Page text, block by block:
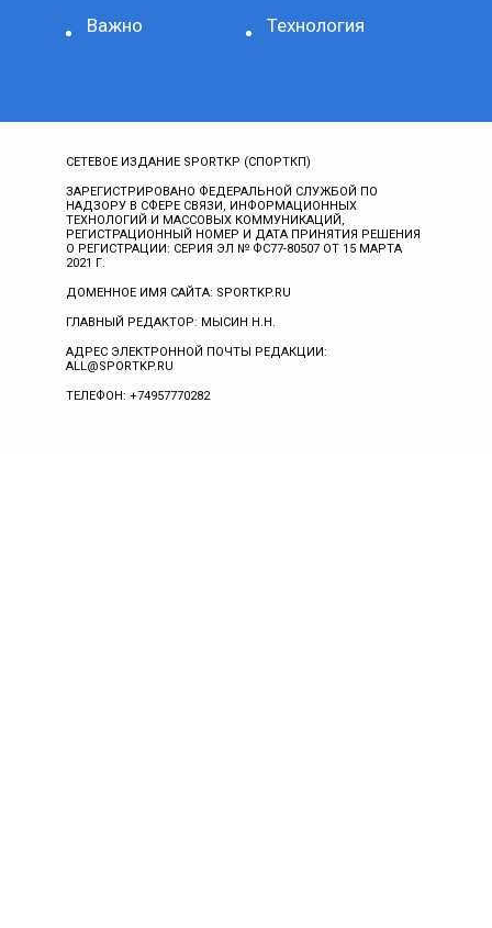
Важно Технология
СЕТЕВОЕ ИЗДАНИЕ SPORTKP (СПОРТКП)
ЗАРЕГИСТРИРОВАНО ФЕДЕРАЛЬНОЙ СЛУЖБОЙ ПО
НАДЗОРУ В СФЕРЕ СВЯЗИ, ИНФОРМАЦИОННЫХ
ТЕХНОЛОГИЙ И МАССОВЫХ КОММУНИКАЦИЙ,
РЕГИСТРАЦИОННЫЙ НОМЕР И ДАТА ПРИНЯТИЯ РЕШЕНИЯ
О РЕГИСТРАЦИИ: СЕРИЯ ЭЛ № ФС77-80507 ОТ 15 МАРТА
2021 Г.
ДОМЕННОЕ ИМЯ САЙТА: SPORTKP.RU
ГЛАВНЫЙ РЕДАКТОР: МЫСИН Н.Н.
АДРЕС ЭЛЕКТРОННОЙ ПОЧТЫ РЕДАКЦИИ:
ALL@SPORTKP.RU
ТЕЛЕФОН: +74957770282